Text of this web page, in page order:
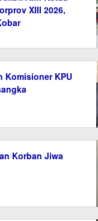
XIII 2026,
Komisioner KPU
Korban Jiwa